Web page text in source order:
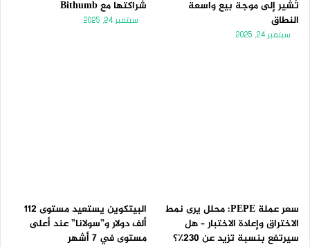
تُشير إلى موجة بيع واسعة
النطاق
سبتمبر 24, 2025
شراكتها مع Bithumb
سبتمبر 24, 2025
سعر عملة PEPE: محلل يرى نمط
الاختراق وإعادة الاختبار – هل
سيرتفع بنسبة تزيد عن 230٪؟
البيتكوين يستعيد مستوى 112
ألف دولار و”سولانا” عند أعلى
مستوى في 7 أشهر